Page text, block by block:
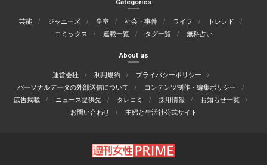
Categories
芸能 ジャニーズ 皇室 社会・事件 ライフ
トレンド
コミックス
連載一覧 タグ一覧 無料占い
About us
運営会社 利用規約
プライバシーポリシー
パーソナルデータの外部送信について
コンテンツ制作・編集ポリシー
広告掲載
ニュース提供先 タレコミ 採用情報
お知らせ一覧
お問い合わせ
主婦と生活社公式サイト